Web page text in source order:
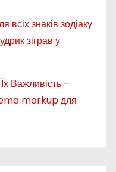
знаків зодіаку
зіграв у
Важливість –
markup для